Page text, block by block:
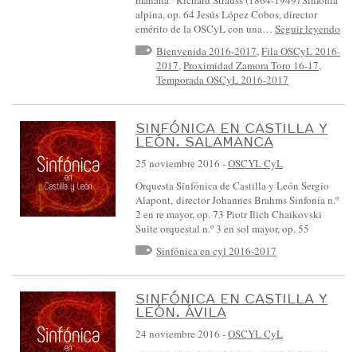
alpina, op. 64 Jesús López Cobos, director
emérito de la OSCyL con una… Seguir leyendo
Bienvenida 2016-2017,Fila OSCyL 2016-
2017,Proximidad Zamora Toro 16-17,
Temporada OSCyL 2016-2017
SINFÓNICA EN CASTILLA Y
LEÓN. SALAMANCA
25 noviembre 2016 -OSCYL CyL
Orquesta Sinfónica de Castilla y León Sergio
Alapont, director Johannes Brahms Sinfonía n.º
2 en re mayor, op. 73 Piotr Ilich Chaikovski
Suite orquestal n.º 3 en sol mayor, op. 55
Sinfónica en cyl 2016-2017
SINFÓNICA EN CASTILLA Y
LEÓN. ÁVILA
24 noviembre 2016 -OSCYL CyL